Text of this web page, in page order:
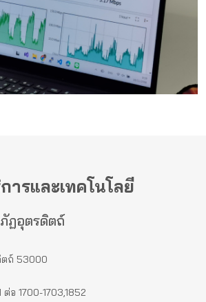
รและเทคโนโลยี
ฏอุตรดิตถ์
ตถ์ 53000
อ 1700-1703,1852